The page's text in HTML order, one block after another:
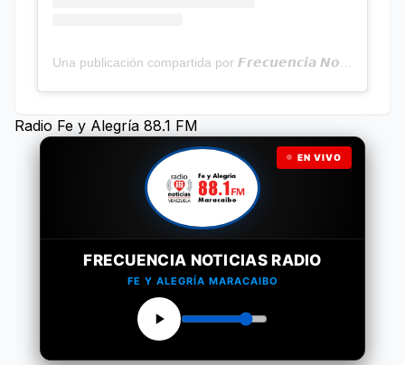
Radio Fe y Alegría 88.1 FM
EN VIVO
FRECUENCIA NOTICIAS RADIO
FE Y ALEGRÍA MARACAIBO